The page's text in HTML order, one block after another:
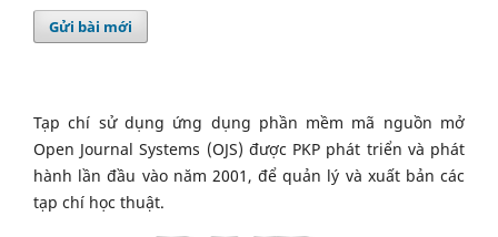
Gửi bài mới
Tạp chí sử dụng ứng dụng phần mềm mã nguồn mở
Open Journal Systems (OJS) được PKP phát triển và phát
hành lần đầu vào năm 2001, để quản lý và xuất bản các
tạp chí học thuật.